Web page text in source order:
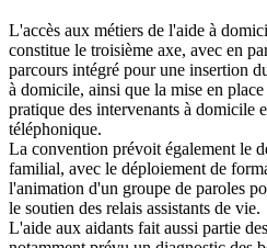
L'accès aux métiers de l'aide à
constitue le troisième axe, avec en
parcours intégré pour une insertion
à domicile, ainsi que la mise en place
pratique des intervenants à domicile
téléphonique.
La convention prévoit également le
familial, avec le déploiement de
l'animation d'un groupe de paroles
le soutien des relais assistants de vie.
L'aide aux aidants fait aussi partie